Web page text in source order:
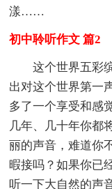
漾……
初中聆听作文 篇2
这个世界五彩
出对这个世界第一
多了一个享受和感
几年、几十年你都
丽的声音，难道你
暇接吗？如果你已
听一下大自然的声